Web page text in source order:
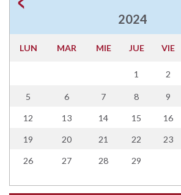
2024
LUN MAR MIE JUE VIE
1 2
5 6 7 8 9
12 13 14 15 16
19 20 21 22 23
26 27 28 29